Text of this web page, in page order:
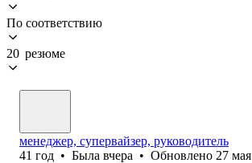
По соответствию
20 резюме
менеджер, супервайзер, руководитель
41 год • Была вчера • Обновлено 27 мая